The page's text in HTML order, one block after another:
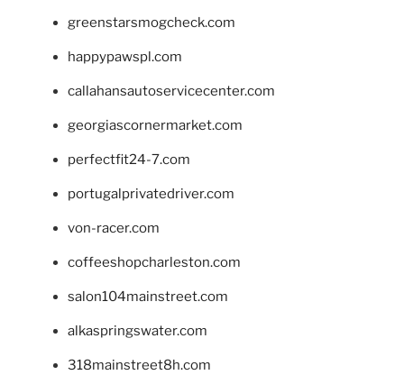
greenstarsmogcheck.com
happypawspl.com
callahansautoservicecenter.com
georgiascornermarket.com
perfectfit24-7.com
portugalprivatedriver.com
von-racer.com
coffeeshopcharleston.com
salon104mainstreet.com
alkaspringswater.com
318mainstreet8h.com